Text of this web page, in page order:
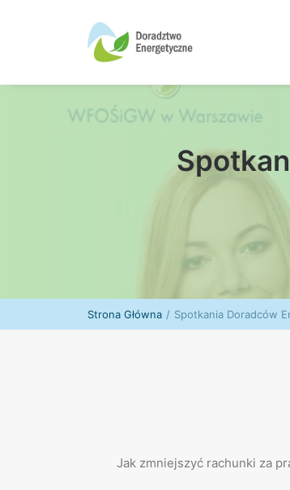
Strona Główna Spotkania Doradców
Jak zmniejszyć rachunki za